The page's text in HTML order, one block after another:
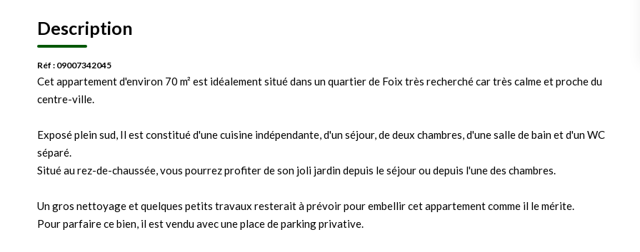
Description
Réf : 09007342045
Cet appartement d'environ 70 m² est idéalement situé dans un quartier de Foix très recherché car très calme et proche du
centre-ville.
Exposé plein sud, Il est constitué d'une cuisine indépendante, d'un séjour, de deux chambres, d'une salle de bain et d'un WC
séparé.
Situé au rez-de-chaussée, vous pourrez profiter de son joli jardin depuis le séjour ou depuis l'une des chambres.
Un gros nettoyage et quelques petits travaux resterait à prévoir pour embellir cet appartement comme il le mérite.
Pour parfaire ce bien, il est vendu avec une place de parking privative.